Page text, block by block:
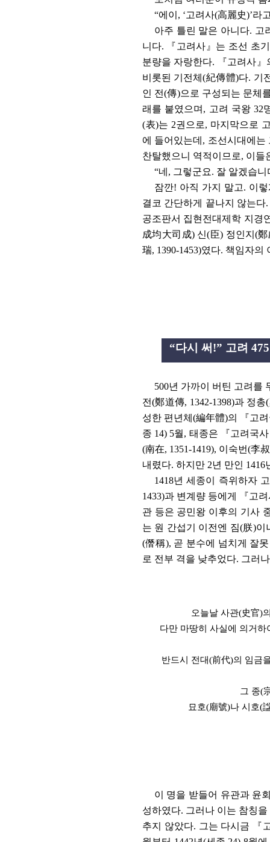
“에이 , ‘고려사(高麗史)’라
아주 틀린 말은 아니다. 고
니다. 『 고려사 』 는 조선 초
분량을 자랑한다. 『고려사 』
비롯된 기전체(紀傳體)다. 기
인 전(傳)으로 구성되는 문체
래를 붙였으며 , 고려 국왕32
(表)는 2권으로, 마지막으로
에 들어있는데 , 조선시대에는
찬탈했으니 역적이므로, 이들
“네 , 그렇군요. 잘 알겠습니
잠깐! 아직 가지 말고. 이
결코 간단하게 끝나지 않는다
공조판서 집현전대제학 지경
成均大司成) 신(臣) 정인지 (鄭
瑞, 1390-1453)였다. 책임자의
“다시 써 !” 고려 475
500년 가까이 버틴 고려를
전(鄭道傳, 1342-1398)과 정총(
성한 편년체 (編年體)의 『고
종 14) 5월, 태종은 『고려국사
(南在, 1351-1419), 이숙번(李
내렸다. 하지만 2년 만인 1416
1418년 세종이 즉위하자
1433)과 변계량 등에게 『고
관 등은 공민왕 이후의 기사
는 원 간섭기 이전엔 짐(朕)이
(僭稱), 곧 분수에 넘치게 잘
로 전부 격을 낮추었다. 그러
오늘날 사관(史官)
다만 마땅히 사실에 의거하
반드시 전대(前代)의 임금
그 종(
묘호(廟號)나 시호(
이 명을 받들어 유관과 윤
성하였다. 그러나 이는 참칭
추지 않았다. 그는 다시금 『